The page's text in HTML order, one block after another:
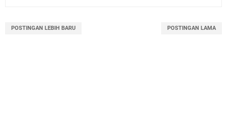
POSTINGAN LEBIH BARU POSTINGAN LAMA